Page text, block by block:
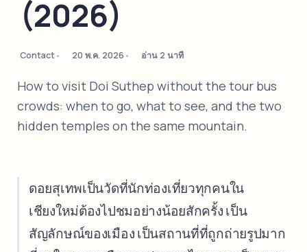
(2026)
Contact 20 พ.ค. 2026 อ่าน 2 นาที
How to visit Doi Suthep without the tour bus
crowds: when to go, what to see, and the two
hidden temples on the same mountain.
ดอยสุเทพเป็นวัดที่นักท่องเที่ยวทุกคนใน
เชียงใหม่ต้องไปชมอย่างน้อยสักครั้ง เป็น
สัญลักษณ์ของเมือง เป็นสถานที่ที่ถูกถ่ายรูปมาก